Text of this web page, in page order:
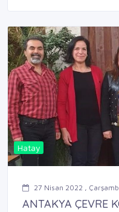
Hatay
27 Nisan 2022 ,
ANTAKYA ÇEVRE